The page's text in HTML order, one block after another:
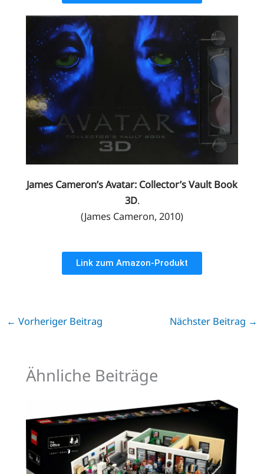
James Cameron’s Avatar: Collector’s Vault Book
3D.
(James Cameron, 2010)
Link zum Amazon-Produkt
← Vorheriger Beitrag Nächster Beitrag →
Ähnliche Beiträge